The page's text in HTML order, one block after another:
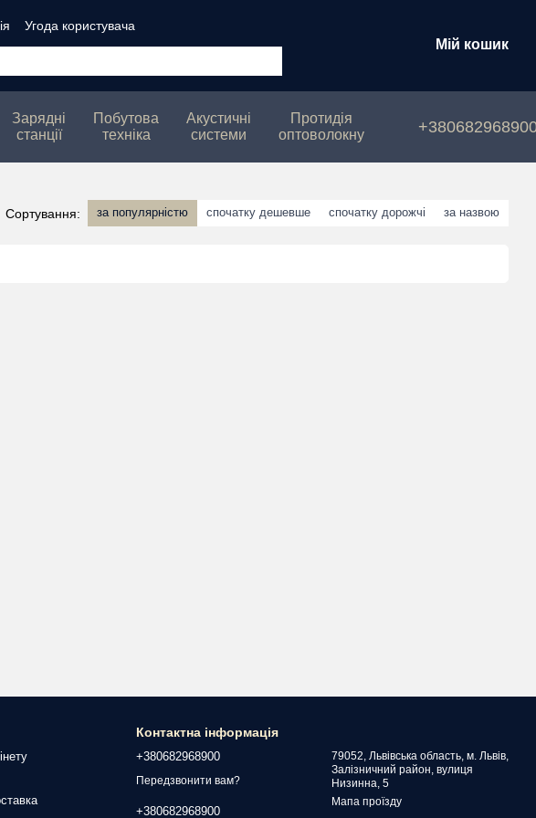
Угода користувача
Мій кошик
Зарядні
станції
Побутова
техніка
Акустичні
системи
Протидія
оптоволокну
Сортування: за популярністю спочатку дешевше спочатку дорожчі за назвою
Контактна інформація
+380682968900
Передзвонити вам?
+380682968900
79052, Львівська область, м. Львів,
Залізничний район, вулиця
Низинна, 5
Мапа проїзду